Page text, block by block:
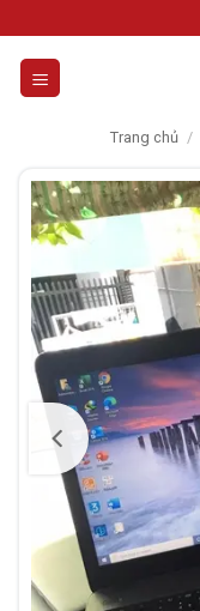
to
content
Trang chủ /